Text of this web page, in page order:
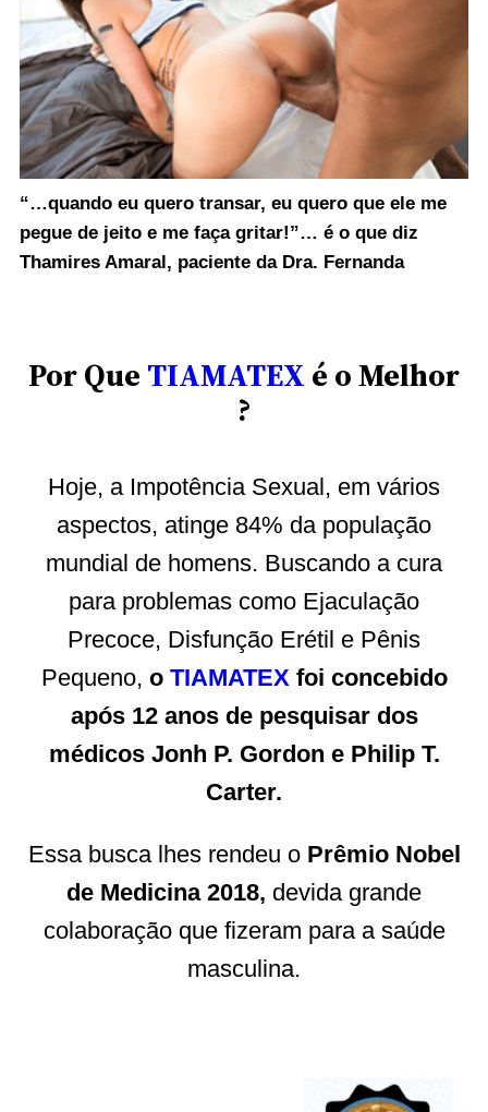
“…quando eu quero transar, eu quero que ele me
pegue de jeito e me faça gritar!”… é o que diz
Thamires Amaral, paciente da Dra. Fernanda
Por Que TIAMATEX é o Melhor
?
Hoje, a Impotência Sexual, em vários
aspectos, atinge 84% da população
mundial de homens. Buscando a cura
para problemas como Ejaculação
Precoce, Disfunção Erétil e Pênis
Pequeno, o TIAMATEXfoi concebido
após 12 anos de pesquisar dos
médicos Jonh P. Gordon e Philip T.
Carter.
Essa busca lhes rendeu o Prêmio Nobel
de Medicina 2018, devida grande
colaboração que fizeram para a saúde
masculina.